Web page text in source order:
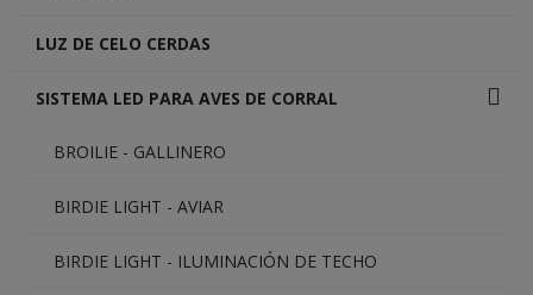
LUZ DE CELO CERDAS
SISTEMA LED PARA AVES DE CORRAL
BROILIE - GALLINERO
BIRDIE LIGHT - AVIAR
BIRDIE LIGHT - ILUMINACIÓN DE TECHO